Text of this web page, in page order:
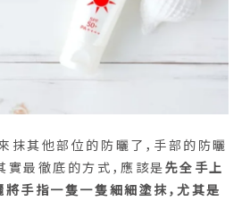
抹其他部位的防曬了，手部的防曬
實最徹底的方式，應該是先全手上
手指一隻一隻細細塗抹，尤其是